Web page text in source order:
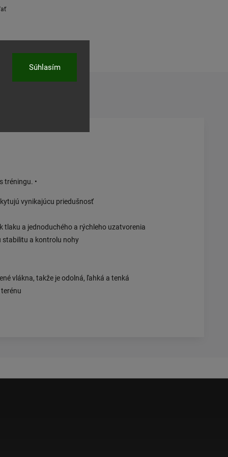
Súhlasím
tréningu. •
vynikajúcu priedušnosť
a jednoduchého a rýchleho uzatvorenia
stabilitu a kontrolu nohy
vlákna, takže je odolná, ľahká a tenká